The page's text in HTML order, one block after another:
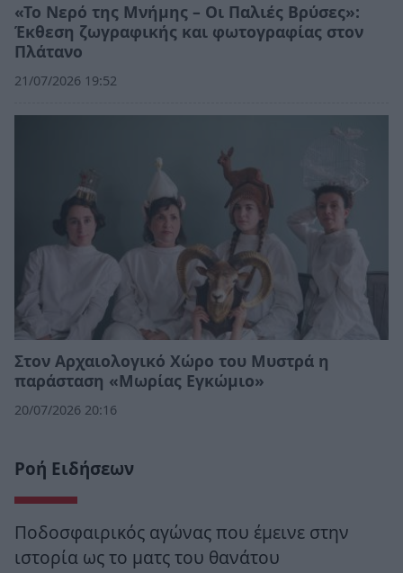
«Το Νερό της Μνήμης – Οι Παλιές Βρύσες»:
Έκθεση ζωγραφικής και φωτογραφίας στον
Πλάτανο
21/07/2026 19:52
Στον Αρχαιολογικό Χώρο του Μυστρά η
παράσταση «Μωρίας Εγκώμιο»
20/07/2026 20:16
Ροή Ειδήσεων
Ποδοσφαιρικός αγώνας που έμεινε στην
ιστορία ως το ματς του θανάτου